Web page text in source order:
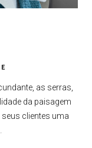
as serras,
da paisagem
clientes uma